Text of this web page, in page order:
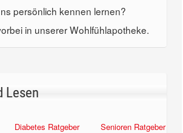
persönlich kennen lernen?
in unserer Wohlfühlapotheke.
Lesen
Diabetes Ratgeber Senioren Ratgeber